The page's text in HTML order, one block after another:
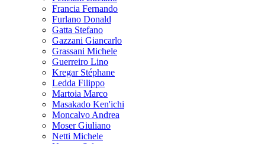
Francia Fernando
Furlano Donald
Gatta Stefano
Gazzani Giancarlo
Grassani Michele
Guerreiro Lino
Kregar Stéphane
Ledda Filippo
Martoia Marco
Masakado Ken'ichi
Moncalvo Andrea
Moser Giuliano
Netti Michele